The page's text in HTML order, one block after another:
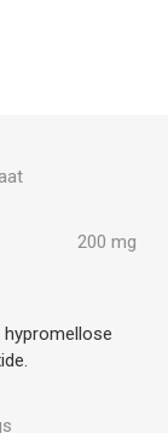
200 mg
hypromellose